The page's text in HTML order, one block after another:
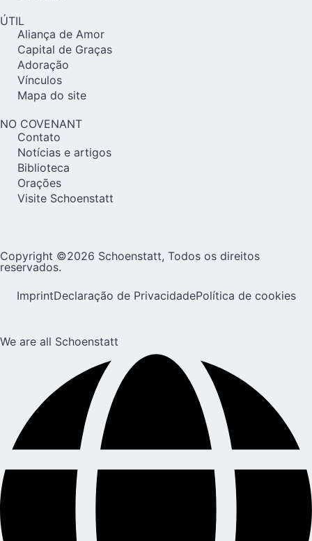
ÚTIL
Aliança de Amor
Capital de Graças
Adoração
Vínculos
Mapa do site
NO COVENANT
Contato
Notícias e artigos
Biblioteca
Orações
Visite Schoenstatt
Copyright ©2026 Schoenstatt, Todos os direitos
reservados.
ImprintDeclaração de PrivacidadePolítica de cookies
We are all Schoenstatt